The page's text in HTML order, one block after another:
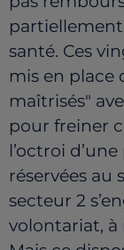
santé. Ces
mis en place
maîtrisés"
pour freiner
l’octroi
réservées au
secteur 2
volontariat, à